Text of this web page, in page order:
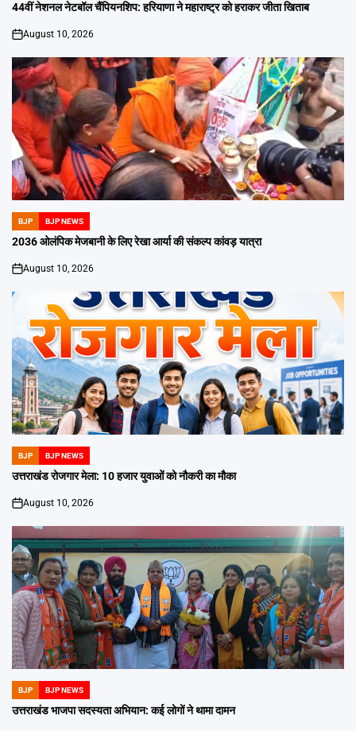
IN
44वीं नेशनल नेटबॉल चैंपियनशिप: हरियाणा ने महाराष्ट्र को हराकर जीता खिताब
on
August 10, 2026
POSTED
IN
BJP BJP NEWS
2036 ओलंपिक मेजबानी के लिए रेखा आर्या की संकल्प कांवड़ यात्रा
on
August 10, 2026
POSTED
IN
BJP BJP NEWS
उत्तराखंड रोजगार मेला: 10 हजार युवाओं को नौकरी का मौका
on
August 10, 2026
POSTED
IN
BJP BJP NEWS
उत्तराखंड भाजपा सदस्यता अभियान: कई लोगों ने थामा दामन